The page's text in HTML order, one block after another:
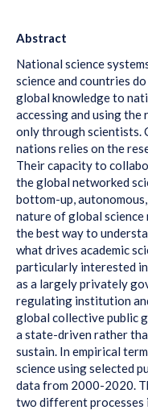
Abstract
National science
science and countries
global knowledge to
accessing and using
only through scientists.
nations relies on the
Their capacity to
the global networked
bottom-up,
nature of global science
the best way to
what drives academic
particularly interested
as a largely privately
regulating institution
global collective public
a state-driven rather
sustain. In empirical
science using selected
data from 2000-2020.
two different